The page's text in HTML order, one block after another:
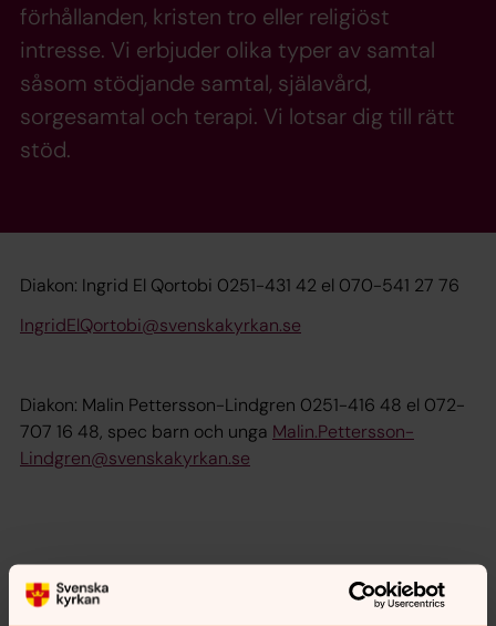
förhållanden, kristen tro eller religiöst
intresse. Vi erbjuder olika typer av samtal
såsom stödjande samtal, själavård,
sorgesamtal och terapi. Vi lotsar dig till rätt
stöd.
Diakon: Ingrid El Qortobi 0251-431 42 el 070-541 27 76
IngridElQortobi@svenskakyrkan.se
Diakon: Malin Pettersson-Lindgren 0251-416 48 el 072-
707 16 48, spec barn och unga Malin.Pettersson-
Lindgren@svenskakyrkan.se
Diakonicenter